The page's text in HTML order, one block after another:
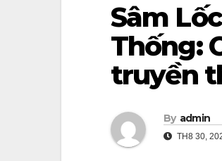
Sâm
Thống:
truyền
By admin
TH8 30,